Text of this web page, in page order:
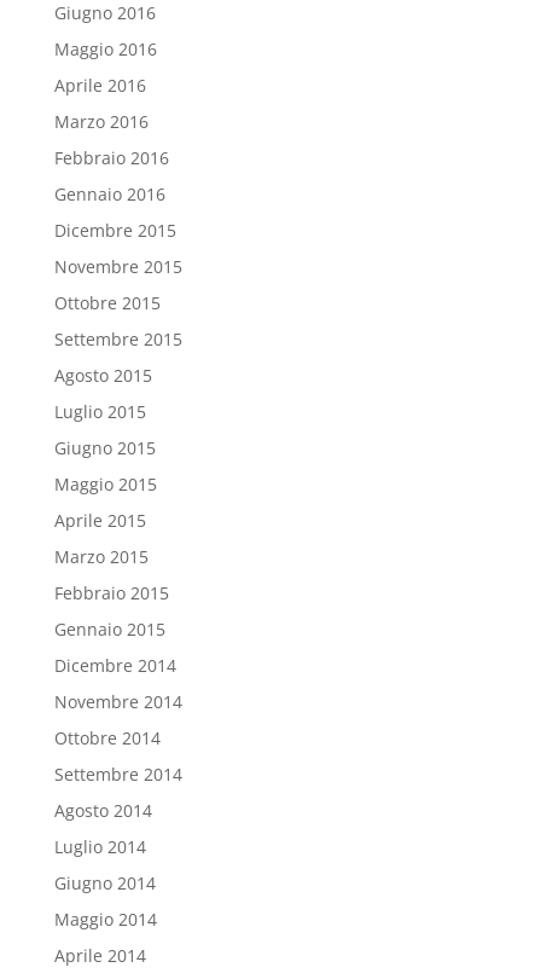
Giugno 2016
Maggio 2016
Aprile 2016
Marzo 2016
Febbraio 2016
Gennaio 2016
Dicembre 2015
Novembre 2015
Ottobre 2015
Settembre 2015
Agosto 2015
Luglio 2015
Giugno 2015
Maggio 2015
Aprile 2015
Marzo 2015
Febbraio 2015
Gennaio 2015
Dicembre 2014
Novembre 2014
Ottobre 2014
Settembre 2014
Agosto 2014
Luglio 2014
Giugno 2014
Maggio 2014
Aprile 2014